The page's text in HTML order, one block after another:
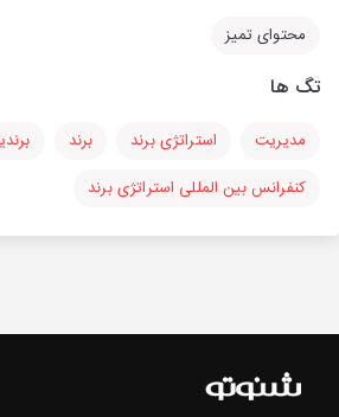
محتوای تمیز
تگ ها
مدیریت استراتژی برند برند
کنفرانس بین المللی استراتژی برند